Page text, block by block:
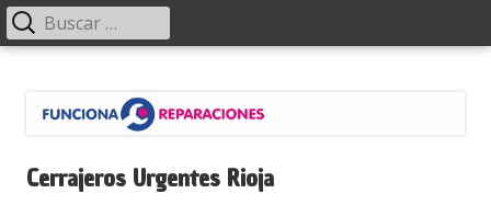
contenido
Menú
principal Buscar:
Cerrajeros Urgentes Rioja